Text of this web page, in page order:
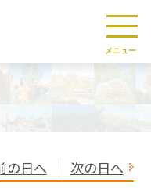
メニュー
の日へ 次の日へ